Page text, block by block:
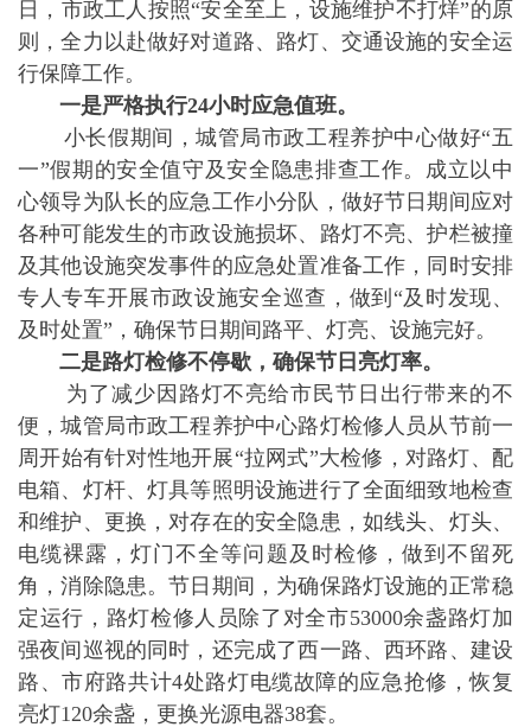
日，市政工人按照“安全至上，设施维护不打烊”的原
则，全力以赴做好对道路、路灯、交通设施的安全运
行保障工作。
一是严格执行24小时应急值班。
小长假期间，城管局市政工程养护中心做好“五
一”假期的安全值守及安全隐患排查工作。成立以中
心领导为队长的应急工作小分队，做好节日期间应对
各种可能发生的市政设施损坏、路灯不亮、护栏被撞
及其他设施突发事件的应急处置准备工作，同时安排
专人专车开展市政设施安全巡查，做到“及时发现、
及时处置”，确保节日期间路平、灯亮、设施完好。
二是路灯检修不停歇，确保节日亮灯率。
为了减少因路灯不亮给市民节日出行带来的不
便，城管局市政工程养护中心路灯检修人员从节前一
周开始有针对性地开展“拉网式”大检修，对路灯、配
电箱、灯杆、灯具等照明设施进行了全面细致地检查
和维护、更换，对存在的安全隐患，如线头、灯头、
电缆裸露，灯门不全等问题及时检修，做到不留死
角，消除隐患。节日期间，为确保路灯设施的正常稳
定运行，路灯检修人员除了对全市53000余盏路灯加
强夜间巡视的同时，还完成了西一路、西环路、建设
路、市府路共计4处路灯电缆故障的应急抢修，恢复
亮灯120余盏，更换光源电器38套。